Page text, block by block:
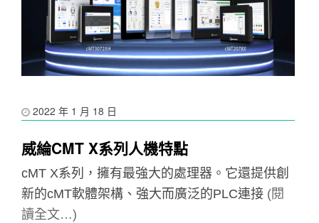
2022 年 1 月 18 日
威綸CMT X系列人機特點
cMT X系列，擁有最強大的處理器。它還提供創
新的cMT軟體架構、強大而廣泛的PLC連接 (閱
讀全文…)